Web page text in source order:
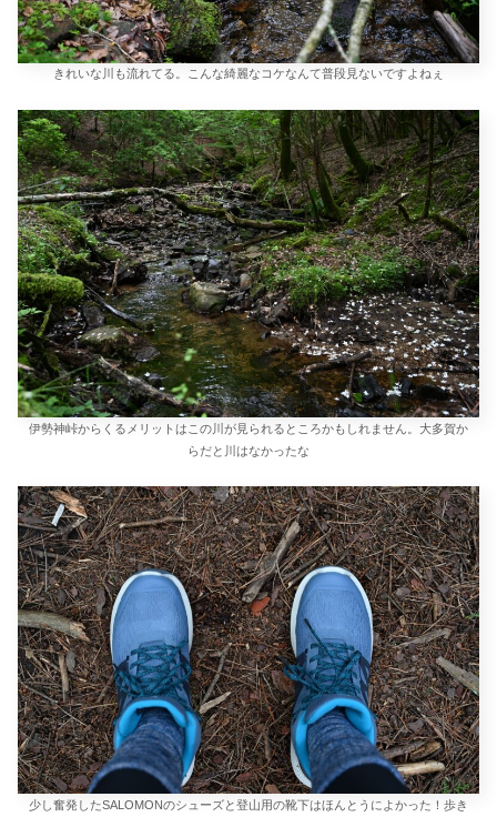
きれいな川も流れてる。こんな綺麗なコケなんて普段見ないですよねぇ
伊勢神峠からくるメリットはこの川が見られるところかもしれません。大多賀か
らだと川はなかったな
少し奮発したSALOMONのシューズと登山用の靴下はほんとうによかった！歩き